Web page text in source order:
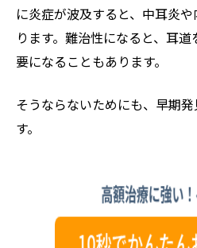
に炎症が波及すると、中耳炎
ります。難治性になると、耳
要になることもあります。
そうならないためにも、早期
す。